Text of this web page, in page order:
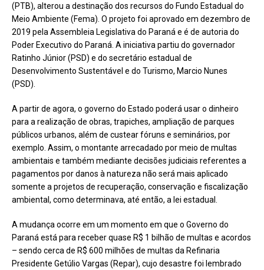
(PTB), alterou a destinação dos recursos do Fundo Estadual do
Meio Ambiente (Fema). O projeto foi aprovado em dezembro de
2019 pela Assembleia Legislativa do Paraná e é de autoria do
Poder Executivo do Paraná. A iniciativa partiu do governador
Ratinho Júnior (PSD) e do secretário estadual de
Desenvolvimento Sustentável e do Turismo, Marcio Nunes
(PSD).
A partir de agora, o governo do Estado poderá usar o dinheiro
para a realização de obras, trapiches, ampliação de parques
públicos urbanos, além de custear fóruns e seminários, por
exemplo. Assim, o montante arrecadado por meio de multas
ambientais e também mediante decisões judiciais referentes a
pagamentos por danos à natureza não será mais aplicado
somente a projetos de recuperação, conservação e fiscalização
ambiental, como determinava, até então, a lei estadual.
A mudança ocorre em um momento em que o Governo do
Paraná está para receber quase R$ 1 bilhão de multas e acordos
– sendo cerca de R$ 600 milhões de multas da Refinaria
Presidente Getúlio Vargas (Repar), cujo desastre foi lembrado